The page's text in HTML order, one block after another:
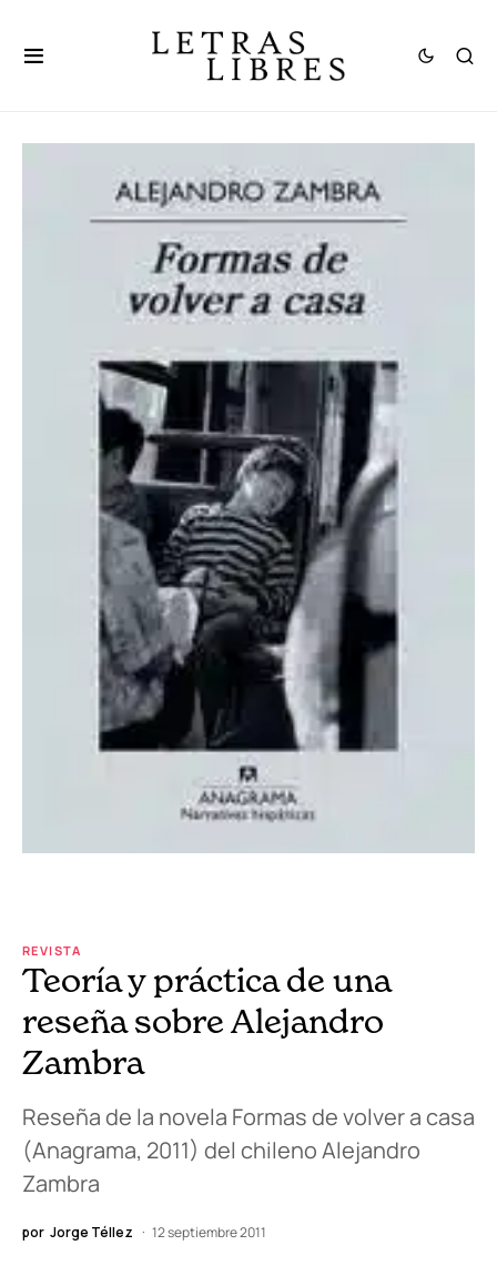
REVISTA
Teoría y práctica de una
reseña sobre Alejandro
Zambra
Reseña de la novela Formas de volver a casa
(Anagrama, 2011) del chileno Alejandro
Zambra
por Jorge Téllez 12 septiembre 2011